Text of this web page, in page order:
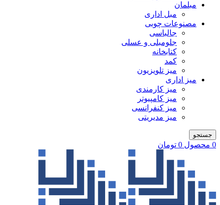
مبلمان
مبل اداری
مصنوعات چوبی
جالباسی
جلومبلی و عسلی
کتابخانه
کمد
میز تلویزیون
میز اداری
میز کارمندی
میز کامپیوتر
میز کنفرانسی
میز مدیریتی
جستجو
0 محصول 0 تومان